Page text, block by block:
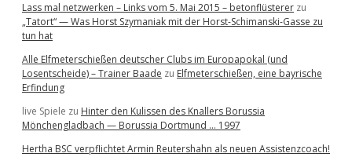
Lass mal netzwerken – Links vom 5. Mai 2015 – betonflüsterer zu
„Tatort“ — Was Horst Szymaniak mit der Horst-Schimanski-Gasse zu
tun hat
Alle Elfmeterschießen deutscher Clubs im Europapokal (und
Losentscheide) – Trainer Baade zu Elfmeterschießen, eine bayrische
Erfindung
live Spiele zu Hinter den Kulissen des Knallers Borussia
Mönchengladbach — Borussia Dortmund … 1997
Hertha BSC verpflichtet Armin Reutershahn als neuen Assistenzcoach!